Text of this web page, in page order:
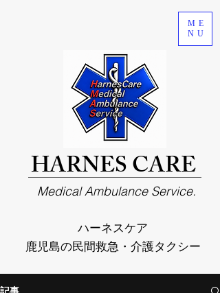
HARNES CARE
Medical Ambulance Service.
ハーネスケア
鹿児島の民間救急・介護タクシー
ME
NU
記事